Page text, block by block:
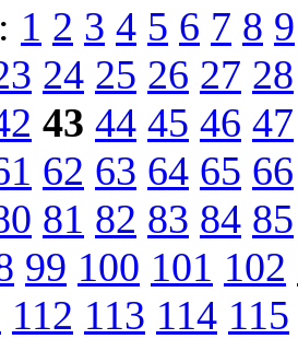
1 2 3 4 5 6 7 8 9
24 25 26 27 28
43 44 45 46 47
62 63 64 65 66
81 82 83 84 85
99 100 101 102
112 113 114 115